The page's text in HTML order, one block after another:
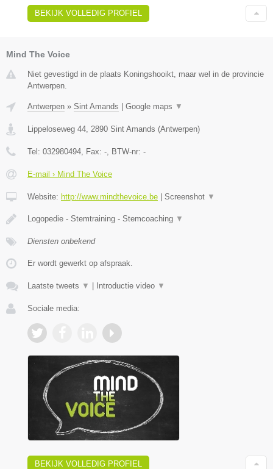
BEKIJK VOLLEDIG PROFIEL
Mind The Voice
Niet gevestigd in de plaats Koningshooikt, maar wel in de provincie
Antwerpen.
Antwerpen » Sint Amands Google maps ▼
Lippeloseweg 44 2890 Sint Amands (Antwerpen)
Tel: 032980494 , Fax: - , BTW-nr: -
E-mail › Mind The Voice
Website: http://www.mindthevoice.be Screenshot ▼
Logopedie - Stemtraining - Stemcoaching ▼
Diensten onbekend
Er wordt gewerkt op afspraak.
Laatste tweets ▼ Introductie video ▼
Sociale media:
BEKIJK VOLLEDIG PROFIEL